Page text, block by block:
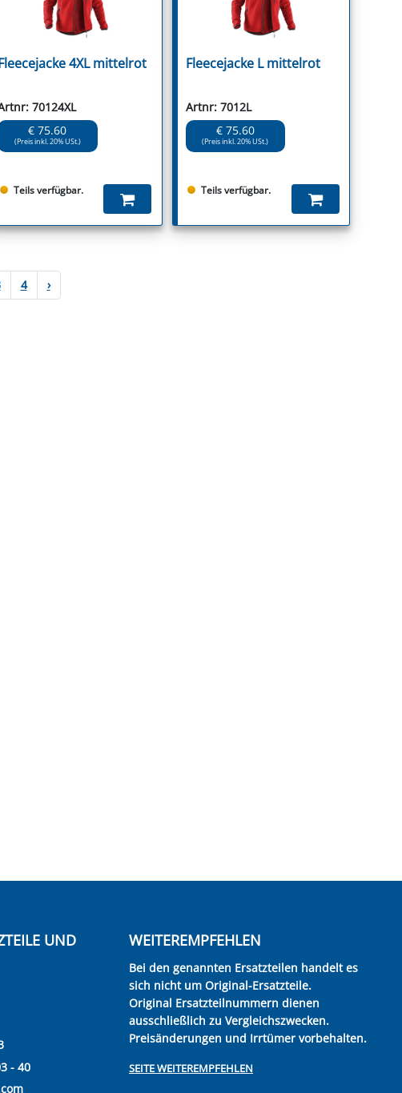
4XL mittelrot
70124XL
€ 75.60
(Preis inkl. 20% USt.)
Teils verfügbar.
Fleecejacke L mittelrot
Artnr: 7012L
€ 75.60
(Preis inkl. 20% USt.)
Teils verfügbar.
4 ›
UND
- 40
WEITEREMPFEHLEN
Bei den genannten Ersatzteilen handelt es
sich nicht um Original-Ersatzteile.
Original Ersatzteilnummern dienen
ausschließlich zu Vergleichszwecken.
Preisänderungen und Irrtümer vorbehalten.
SEITE WEITEREMPFEHLEN